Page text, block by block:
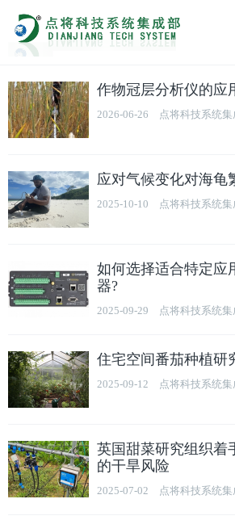
作物冠层分析仪的应
2026-06-26 点将科技系统集
应对气候变化对海龟
2025-10-10 点将科技系统集
如何选择适合特定应
器?
2025-09-29 点将科技系统集
住宅空间番茄种植研
2025-09-12 点将科技系统集
英国甜菜研究组织着
的干旱风险
2025-07-02 点将科技系统集